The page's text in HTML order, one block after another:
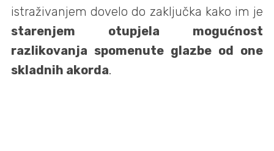
istraživanjem dovelo do zaključka kako im je
starenjem otupjela mogućnost
razlikovanja spomenute glazbe od one
skladnih akorda.